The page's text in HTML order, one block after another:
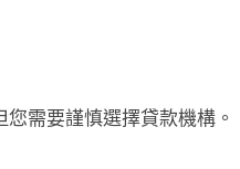
需要謹慎選擇貸款機構。